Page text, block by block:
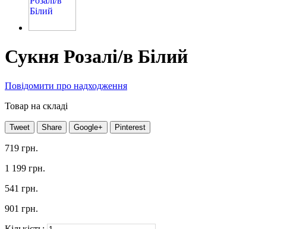
Сукня Розалі/в Білий
Повідомити про надходження
Товар на складі
Tweet Share Google+ Pinterest
719 грн.
1 199 грн.
541 грн.
901 грн.